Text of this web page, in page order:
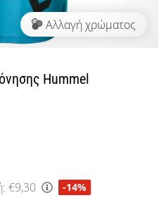
Αλλαγή χρώματος
Hummel
€9,30 -14%